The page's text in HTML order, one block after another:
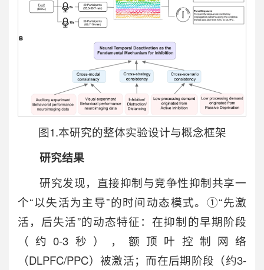
图1.本研究的整体实验设计与概念框架
研究结果
研究发现，直接抑制与竞争性抑制共享一
个“以失活为主导”的时间动态模式。①“先激
活，后失活”的动态特征：在抑制的早期阶段
（约0-3秒），额顶叶控制网络
（DLPFC/PPC）被激活；而在后期阶段（约3-